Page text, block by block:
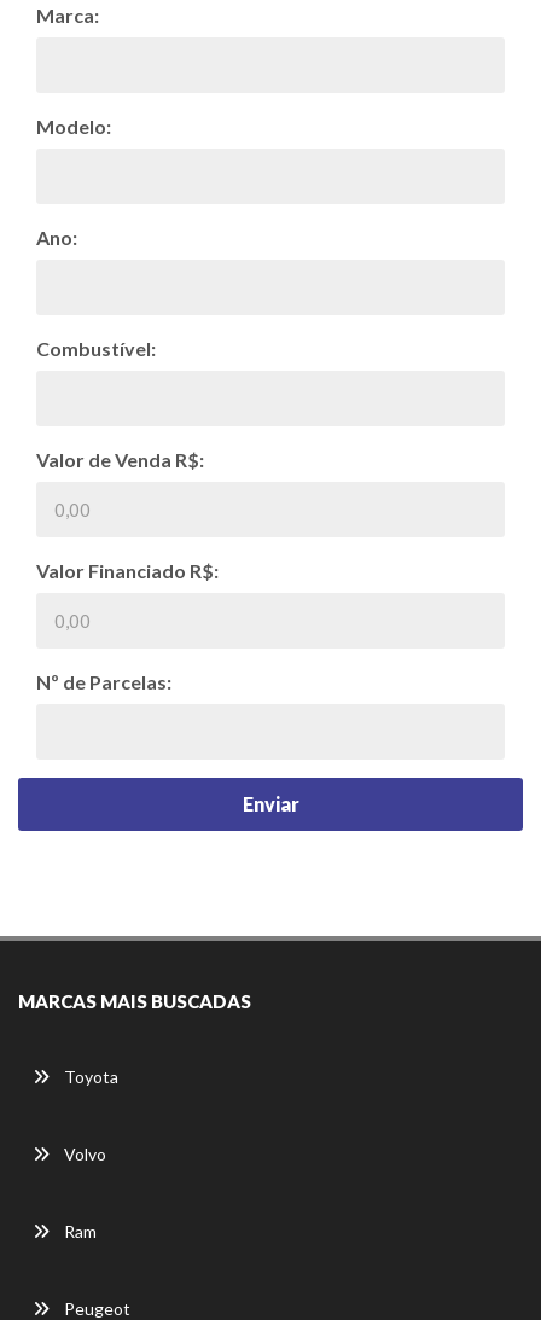
Marca:
Modelo:
Ano:
Combustível:
Valor de Venda R$:
Valor Financiado R$:
Nº de Parcelas:
MARCAS MAIS BUSCADAS
Toyota
Volvo
Ram
Peugeot